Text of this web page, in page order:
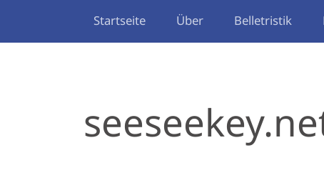
Startseite Über Belletristik